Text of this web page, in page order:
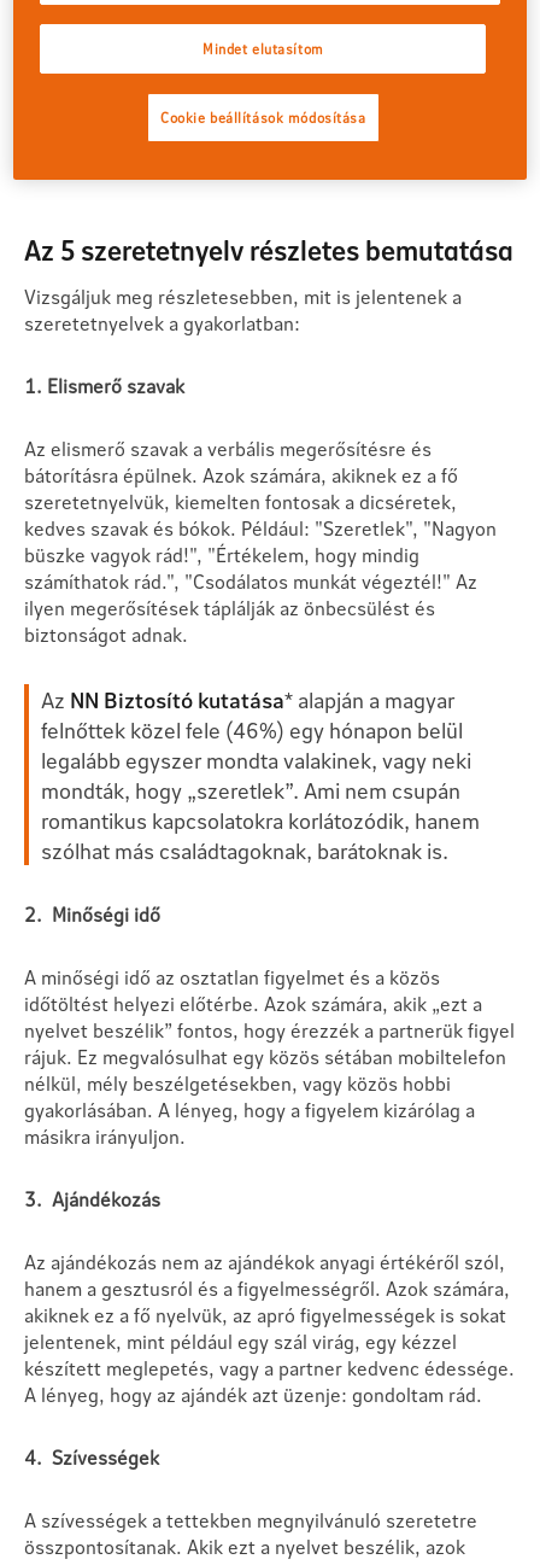
Az 5 szeretetnyelv részletes bemutatása
Vizsgáljuk meg részletesebben, mit is jelentenek a
szeretetnyelvek a gyakorlatban:
1. Elismerő szavak
Az elismerő szavak a verbális megerősítésre és
bátorításra épülnek. Azok számára, akiknek ez a fő
szeretetnyelvük, kiemelten fontosak a dicséretek,
kedves szavak és bókok. Például: "Szeretlek", "Nagyon
büszke vagyok rád!", "Értékelem, hogy mindig
számíthatok rád.", "Csodálatos munkát végeztél!" Az
ilyen megerősítések táplálják az önbecsülést és
biztonságot adnak.
Az NN Biztosító kutatása* alapján a magyar
felnőttek közel fele (46%) egy hónapon belül
legalább egyszer mondta valakinek, vagy neki
mondták, hogy „szeretlek”. Ami nem csupán
romantikus kapcsolatokra korlátozódik, hanem
szólhat más családtagoknak, barátoknak is.
2. Minőségi idő
A minőségi idő az osztatlan figyelmet és a közös
időtöltést helyezi előtérbe. Azok számára, akik „ezt a
nyelvet beszélik” fontos, hogy érezzék a partnerük figyel
rájuk. Ez megvalósulhat egy közös sétában mobiltelefon
nélkül, mély beszélgetésekben, vagy közös hobbi
gyakorlásában. A lényeg, hogy a figyelem kizárólag a
másikra irányuljon.
3. Ajándékozás
Az ajándékozás nem az ajándékok anyagi értékéről szól,
hanem a gesztusról és a figyelmességről. Azok számára,
akiknek ez a fő nyelvük, az apró figyelmességek is sokat
jelentenek, mint például egy szál virág, egy kézzel
készített meglepetés, vagy a partner kedvenc édessége.
A lényeg, hogy az ajándék azt üzenje: gondoltam rád.
4. Szívességek
A szívességek a tettekben megnyilvánuló szeretetre
összpontosítanak. Akik ezt a nyelvet beszélik, azok
Mindet elutasítom
Cookie beállítások módosítása